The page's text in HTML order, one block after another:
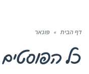
דף הבית » פונאר
כל